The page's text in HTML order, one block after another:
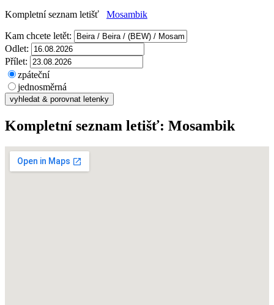
Kompletní seznam letišť Mosambik
Kam chcete letět:
Odlet:
Přílet:
zpáteční
jednosměrná
Kompletní seznam letišť: Mosambik